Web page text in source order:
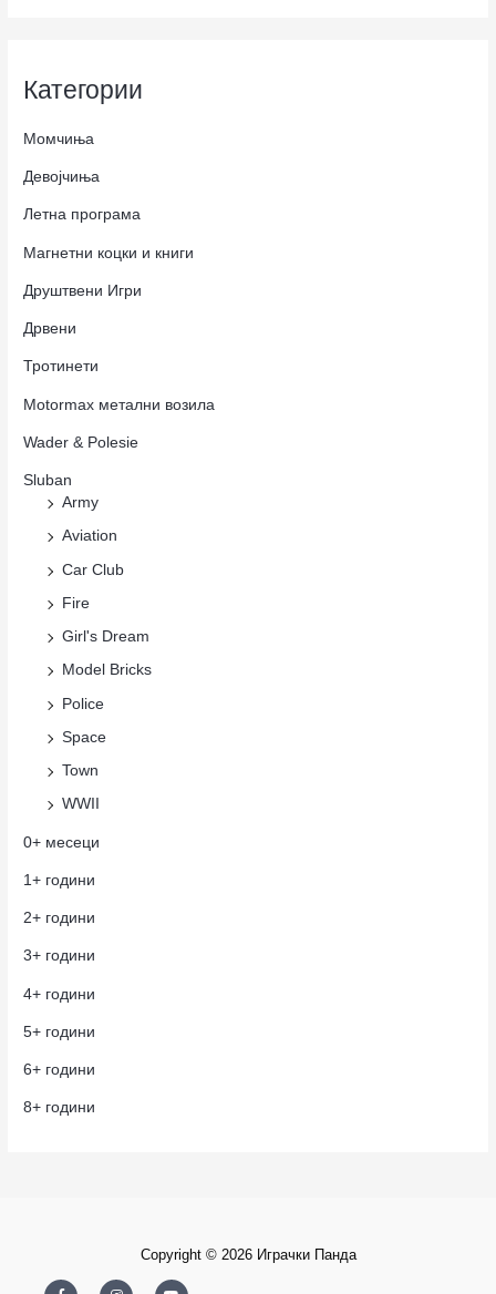
Категории
Момчиња
Девојчиња
Летна програма
Магнетни коцки и книги
Друштвени Игри
Дрвени
Тротинети
Motormax метални возила
Wader & Polesie
Sluban
Army
Aviation
Car Club
Fire
Girl's Dream
Model Bricks
Police
Space
Town
WWII
0+ месеци
1+ години
2+ години
3+ години
4+ години
5+ години
6+ години
8+ години
Copyright © 2026 Играчки Панда
a
n
o